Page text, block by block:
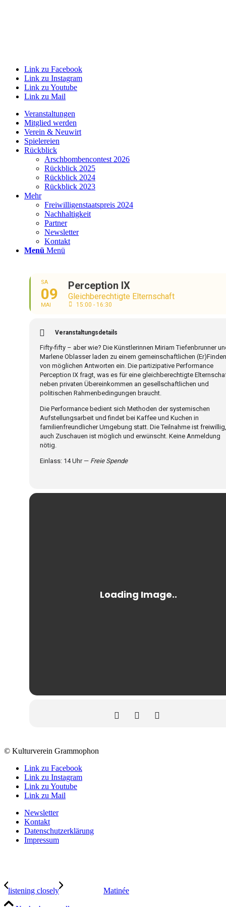
Link zu Facebook
Link zu Instagram
Link zu Youtube
Link zu Mail
Veranstaltungen
Mitglied werden
Verein & Neuwirt
Spielereien
Rückblick
Arschbombencontest 2026
Rückblick 2025
Rückblick 2024
Rückblick 2023
Mehr
Freiwilligenstaatspreis 2024
Nachhaltigkeit
Partner
Newsletter
Kontakt
Menü Menü
SA
09
MAI
Perception IX
Gleichberechtigte Elternschaft
15:00 - 16:30
Veranstaltungsdetails
Fifty-fifty – aber wie? Die Künstlerinnen Miriam Tiefenbrunner
Marlene Oblasser laden zu einem gemeinschaftlichen (Er)Finden
von möglichen Antworten ein. Die partizipative Performance
Perception IX fragt, was es für eine gleichberechtigte
neben privaten Übereinkommen an gesellschaftlichen und
politischen Rahmenbedingungen braucht.
Die Performance bedient sich Methoden der systemischen
Aufstellungsarbeit und findet bei Kaffee und Kuchen in
familienfreundlicher Umgebung statt. Die Teilnahme ist freiwillig,
auch Zuschauen ist möglich und erwünscht. Keine Anmeldung
nötig.
Einlass: 14 Uhr — Freie Spende
© Kulturverein Grammophon
Link zu Facebook
Link zu Instagram
Link zu Youtube
Link zu Mail
Newsletter
Kontakt
Datenschutzerklärung
Impressum
listening closely Matinée